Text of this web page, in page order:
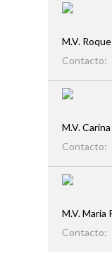
M.V.
Contacto:
M.V.
Contacto:
M.V. Maria
Contacto: